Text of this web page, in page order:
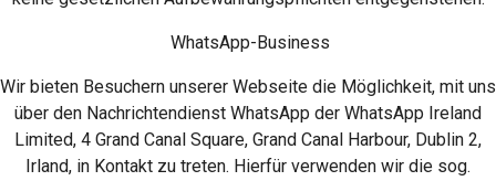
WhatsApp-Business
Wir bieten Besuchern unserer Webseite die Möglichkeit, mit uns
über den Nachrichtendienst WhatsApp der WhatsApp Ireland
Limited, 4 Grand Canal Square, Grand Canal Harbour, Dublin 2,
Irland, in Kontakt zu treten. Hierfür verwenden wir die sog.